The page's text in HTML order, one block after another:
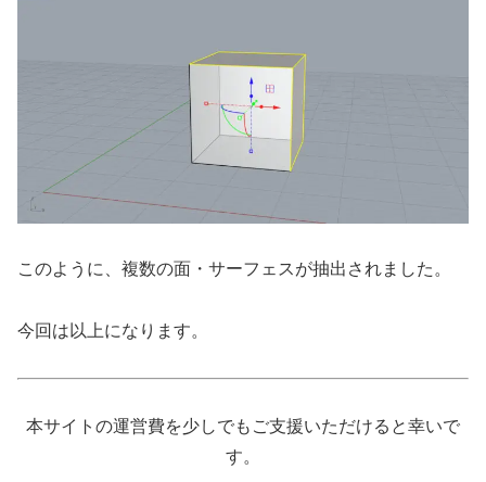
このように、複数の面・サーフェスが抽出されました。
今回は以上になります。
本サイトの運営費を少しでもご支援いただけると幸いで
す。